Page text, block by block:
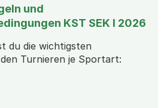
und
KST SEK I 2026
du die wichtigsten
Turnieren je Sportart:
einen Download)